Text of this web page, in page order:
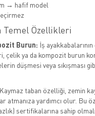
→ hafif model
Temel Özellikleri
Burun: İş
çelik ya da kompozit burun
düşmesi veya sıkışması
Kaymaz taban özelliği, zemin
atmanıza yardımcı olur. Bu
sertifikalarına sahip